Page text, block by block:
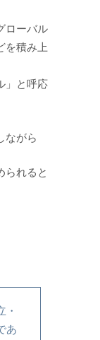
ローバル
を積み上
」と呼応
ながら
られると
・
あ